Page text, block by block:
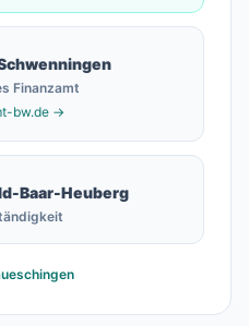
Finanzamt
bw.de →
Baar-Heuberg